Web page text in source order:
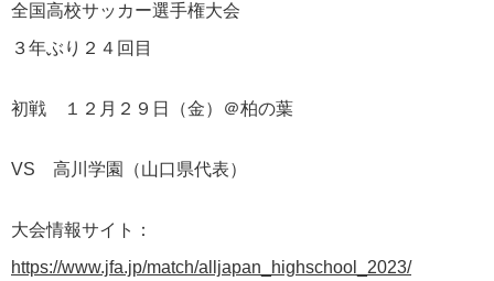
全国高校サッカー選手権大会
３年ぶり２４回目
初戦 １２月２９日（金）＠柏の葉
VS 高川学園（山口県代表）
大会情報サイト：
https://www.jfa.jp/match/alljapan_highschool_2023/